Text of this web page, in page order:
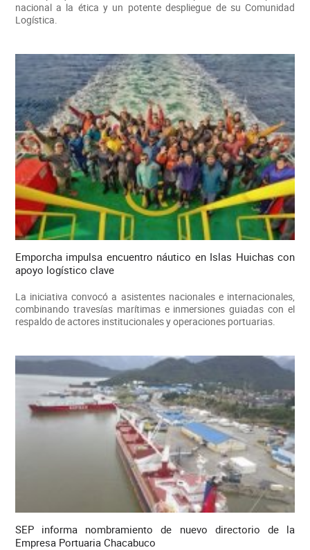
nacional a la ética y un potente despliegue de su Comunidad
Logística.
Emporcha impulsa encuentro náutico en Islas Huichas con
apoyo logístico clave
La iniciativa convocó a asistentes nacionales e internacionales,
combinando travesías marítimas e inmersiones guiadas con el
respaldo de actores institucionales y operaciones portuarias.
SEP informa nombramiento de nuevo directorio de la
Empresa Portuaria Chacabuco